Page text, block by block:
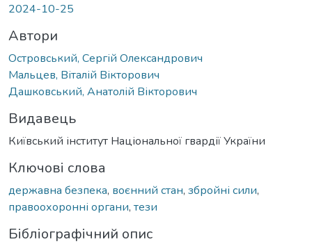
2024-10-25
Автори
Островський, Сергій Олександрович
Мальцев, Віталій Вікторович
Дашковський, Анатолій Вікторович
Видавець
Київський інститут Національної гвардії України
Ключові слова
державна безпека, воєнний стан, збройні сили,
правоохоронні органи, тези
Бібліографічний опис